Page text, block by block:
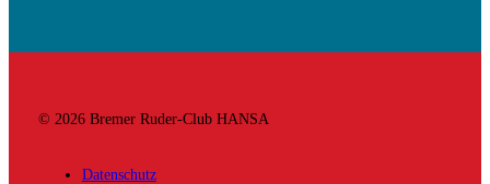
© 2026 Bremer Ruder-Club HANSA
Datenschutz